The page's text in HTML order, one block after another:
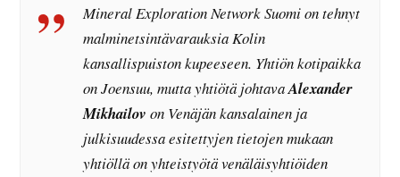
Mineral Exploration Network Suomi on tehnyt
malminetsintävarauksia Kolin
kansallispuiston kupeeseen. Yhtiön kotipaikka
on Joensuu, mutta yhtiötä johtavaAlexander
Mikhailov on Venäjän kansalainen ja
julkisuudessa esitettyjen tietojen mukaan
yhtiöllä on yhteistyötä venäläisyhtiöiden